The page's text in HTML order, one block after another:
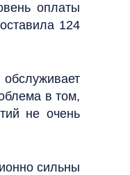
оплаты
124
в том,
не очень
сильны